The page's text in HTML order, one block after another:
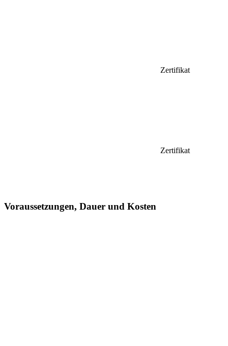
Zertifikat
Zertifikat
Voraussetzungen, Dauer und Kosten